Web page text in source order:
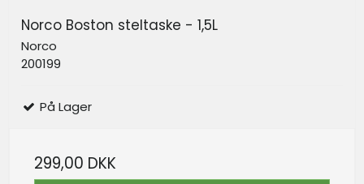
Norco Boston steltaske - 1,5L
Norco
200199
På Lager
299,00 DKK